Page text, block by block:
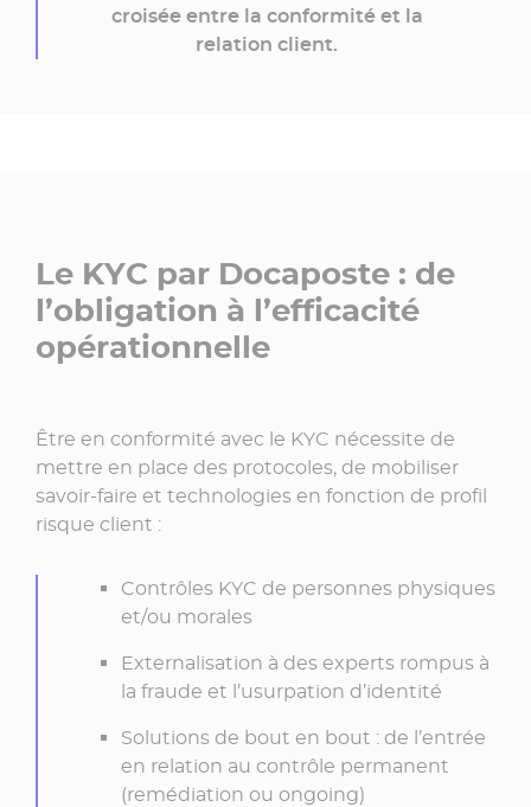
croisée entre la conformité et la
relation client.
Le KYC par Docaposte : de
l’obligation à l’efficacité
opérationnelle
Être en conformité avec le KYC nécessite de
mettre en place des protocoles, de mobiliser
savoir-faire et technologies en fonction de profil
risque client :
Contrôles KYC de personnes physiques
et/ou morales
Externalisation à des experts rompus à
la fraude et l’usurpation d’identité
Solutions de bout en bout : de l’entrée
en relation au contrôle permanent
(remédiation ou ongoing)